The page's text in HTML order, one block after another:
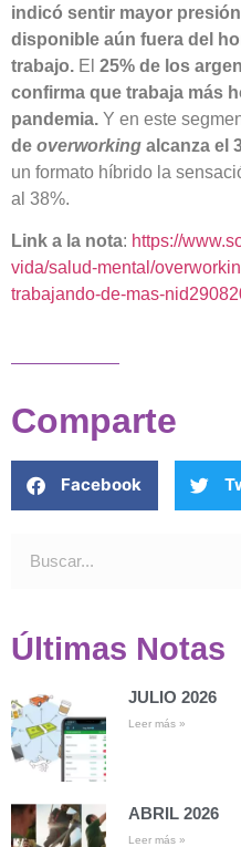
indicó sentir mayor
disponible aún fuera del
trabajo. El 25% de los
confirma que trabaja más
pandemia. Y en este
de overworking alcanza el
un formato híbrido la
al 38%.
Link a la nota: https://
vida/salud-mental/
trabajando-de-mas-
Comparte
Facebook
Últimas Notas
JULIO 2026
Leer más »
ABRIL 2026
Leer más »